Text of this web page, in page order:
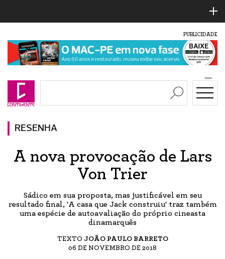
PUBLICIDADE
RESENHA
A nova provocação de Lars
Von Trier
Sádico em sua proposta, mas justificável em seu
resultado final, 'A casa que Jack construiu' traz também
uma espécie de autoavaliação do próprio cineasta
dinamarquês
TEXTO JOÃO PAULO BARRETO
06 DE NOVEMBRO DE 2018